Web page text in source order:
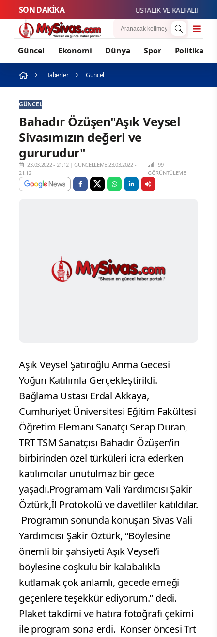
SON DAKİKA USTALIK VE KALFALIK
Güncel Ekonomi Dünya Spor Politika
Haberler Güncel
GÜNCEL
Bahadır Özüşen"Aşık Veysel
Sivasımızın değeri ve
gururudur"
23.03.2022 - 21:12 |GÜNCELLEME:23.03.2022 -
21:12
99
GÖRÜNTÜLEME
Aşık Veysel Şatıroğlu Anma Gecesi
Yoğun Katılımla Gerçekleştirildi.
Bağlama Ustası Erdal Akkaya,
Cumhuriyet Üniversitesi Eğitim Fakültesi
Öğretim Elemanı Sanatçı Serap Duran,
TRT TSM Sanatçısı Bahadır Özüşen’in
birbirinden özel türküleri icra ederken
katılımcılar unutulmaz bir gece
yaşadı.Programam Vali Yardımcısı Şakir
Öztürk,İl Protokolü ve davetliler katıldılar.
Programın sonunda konuşan Sivas Vali
Yardımcısı Şakir Öztürk, “Böylesine
önemli bir şahsiyeti Aşık Veysel’i
böylesine coşkulu bir kalabalıkla
kutlamak çok anlamlı, gecede emeği
geçenlere teşekkür ediyorum.” dedi.
Plaket takdimi ve hatıra fotoğrafı çekimi
ile program sona erdi. Konser öncesi Trt